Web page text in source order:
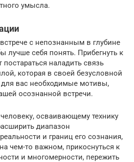
умысла.
с непознанным в глубине
лучше себя понять. Прибегнуть к
наладить связь
которая в своей безусловной
вас необходимые мотивы,
осознанной встречи.
осваивающему технику
диапазон
и границ его сознания,
чем-то важном, прикоснуться к
и многомерности, пережить